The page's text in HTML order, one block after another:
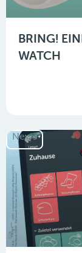
BRING!
WATCH
News